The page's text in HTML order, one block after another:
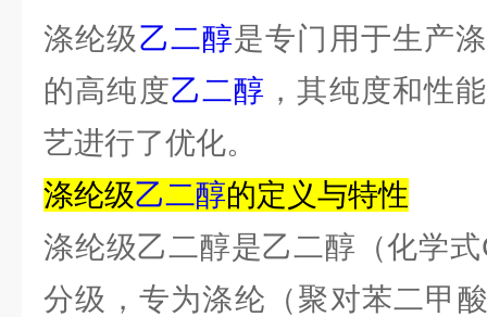
涤纶级乙二醇是专门用于生产
的高纯度乙二醇 ，其纯度和性
艺进行了优化。
‌涤纶级乙二醇的定义与特性‌
涤纶级乙二醇是乙二醇（化学式
分级，专为涤纶（聚对苯二甲